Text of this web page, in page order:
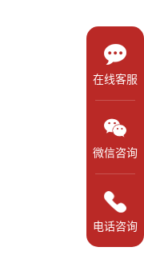
在线客服
微信咨询
电话咨询